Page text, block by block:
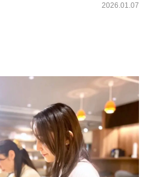
2026.01.07